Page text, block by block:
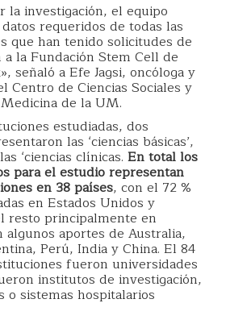
la investigación, el equipo
requeridos de todas las
que han tenido solicitudes de
a la Fundación Stem Cell de
señaló a Efe Jagsi, oncóloga y
Centro de Ciencias Sociales y
de la UM.
estudiadas, dos
las ‘ciencias básicas’,
‘ciencias clínicas. En total los
para el estudio representan
en 38 países, con el 72 %
en Estados Unidos y
resto principalmente en
algunos aportes de Australia,
Perú, India y China. El 84
fueron universidades
institutos de investigación,
o sistemas hospitalarios